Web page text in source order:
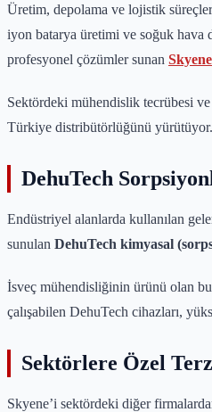
Üretim, depolama ve lojistik
iyon batarya üretimi ve soğuk hava
profesyonel çözümler sunan Skyene
Sektördeki mühendislik tecrübesi
Türkiye distribütörlüğünü
DehuTech
Endüstriyel alanlarda kullanılan
sunulan DehuTech kimyasal
İsveç mühendisliğinin ürünü olan
çalışabilen DehuTech cihazları,
Sektörlere Özel
Skyene’i sektördeki diğer